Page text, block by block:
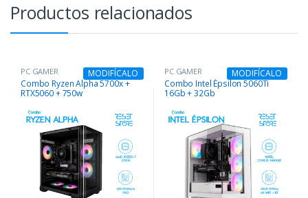
Productos relacionados
PC GAMER
Combo Ryzen Alpha 5700x +
RTX5060 + 750w
MODIFÍCALO PC GAMER
Combo Intel Épsilon 5060Ti
16Gb + 32Gb
MODIFÍCALO